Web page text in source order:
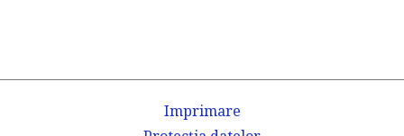
Imprimare